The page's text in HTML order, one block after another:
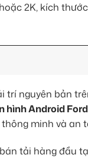
2K, kích
trí nguyên bản
hình Android
minh và an
tải hàng đầu